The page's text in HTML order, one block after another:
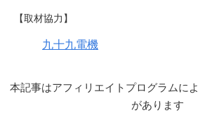
【取材協力】
九十九電機
本記事はアフィリエイトプログラムに
があります